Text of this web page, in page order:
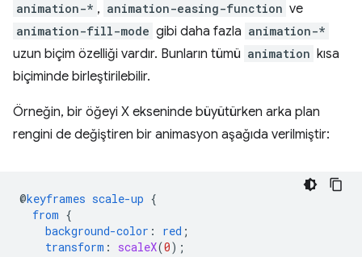
animation-* , animation-easing-function ve
animation-fill-mode gibi daha fazla animation-*
uzun biçim özelliği vardır. Bunların tümü animation kısa
biçiminde birleştirilebilir.
Örneğin, bir öğeyi X ekseninde büyütürken arka plan
rengini de değiştiren bir animasyon aşağıda verilmiştir:
@keyframes scale-up {
from {
background-color : red ;
transform : scaleX(0);